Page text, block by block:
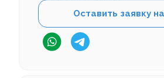
Оставить заявку